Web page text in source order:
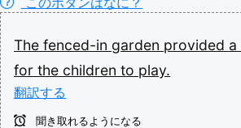
The fenced-in garden provided a
for the children to play.
翻訳する
聞き取れるようになる